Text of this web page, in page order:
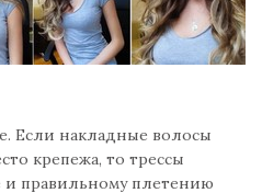
Если накладные волосы
крепежа, то трессы
и правильному плетению